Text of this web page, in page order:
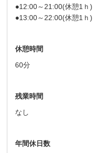
●12:00～21:00(休憩1ｈ)
●13:00～22:00(休憩1ｈ)
休憩時間
60分
残業時間
なし
年間休日数